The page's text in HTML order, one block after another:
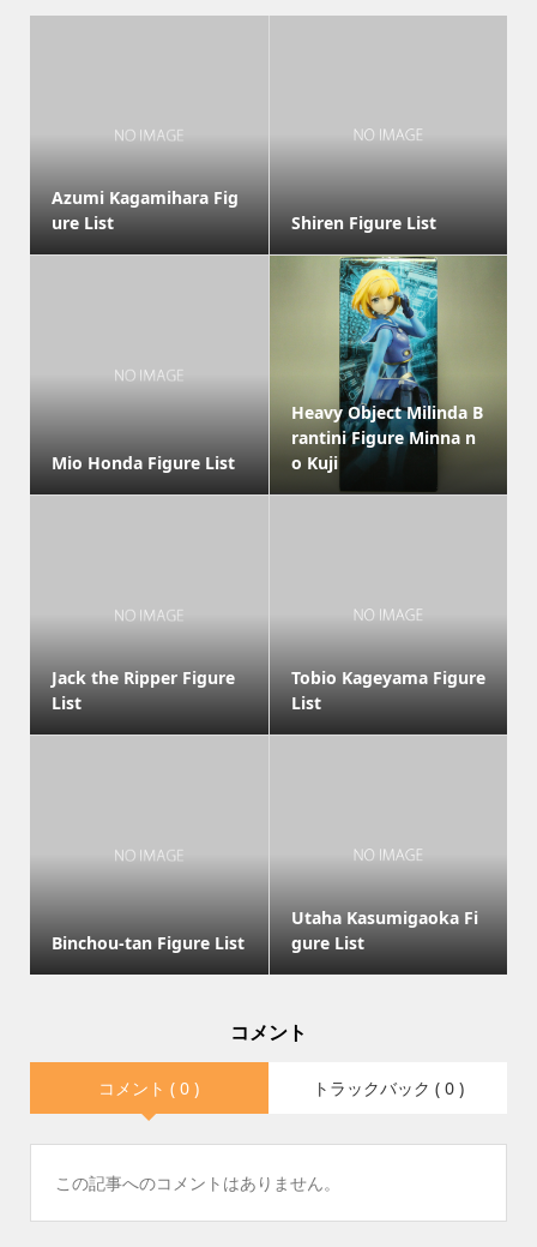
Azumi Kagamihara Fig
ure List
Shiren Figure List
Mio Honda Figure List
Heavy Object Milinda B
rantini Figure Minna n
o Kuji
Jack the Ripper Figure
List
Tobio Kageyama Figure
List
Binchou-tan Figure List
Utaha Kasumigaoka Fi
gure List
コメント
コメント ( 0 ) トラックバック ( 0 )
この記事へのコメントはありません。